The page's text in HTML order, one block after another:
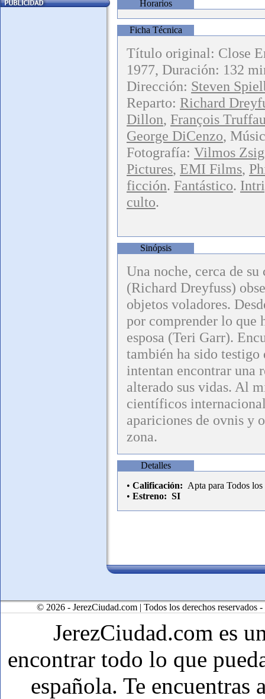
Horarios
Ficha Técnica
Título original: Close
1977, Duración: 132
Dirección: Steven
Reparto: Richard
Dillon, François
George DiCenzo,
Fotografía: Vilmos
Pictures, EMI Films,
ficción. Fantástico.
culto.
Sinópsis
Una noche, cerca de
(Richard Dreyfuss)
objetos voladores.
por comprender lo que
esposa (Teri Garr).
también ha sido testigo
intentan encontrar una
alterado sus vidas. Al
científicos
apariciones de ovnis y
zona.
Detalles
• Calificación: Apta para Todos
• Estreno: SI
© 2026 - JerezCiudad.com | Todos los derechos
JerezCiudad.com es
encontrar todo lo que
española. Te